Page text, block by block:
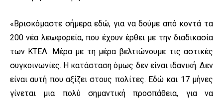
«Βρισκόμαστε σήμερα εδώ, για να δούμε από κοντά τα
200 νέα λεωφορεία, που έχουν έρθει με την διαδικασία
των ΚΤΕΛ. Μέρα με τη μέρα βελτιώνουμε τις αστικές
συγκοινωνίες. Η κατάσταση όμως δεν είναι ιδανική. Δεν
είναι αυτή που αξίζει στους πολίτες. Εδώ και 17 μήνες
γίνεται μια πολύ σημαντική προσπάθεια, για να